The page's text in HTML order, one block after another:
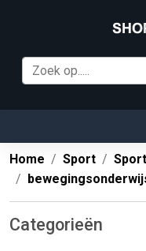
Home Sport Sport
Categorieën